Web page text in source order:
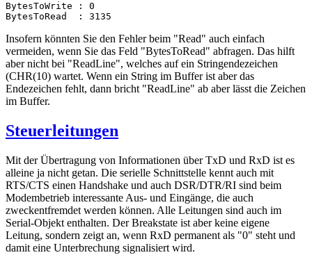
BytesToWrite : 0
BytesToRead  : 3135
Insofern könnten Sie den Fehler beim "Read" auch einfach
vermeiden, wenn Sie das Feld "BytesToRead" abfragen. Das hilft
aber nicht bei "ReadLine", welches auf ein Stringendezeichen
(CHR(10) wartet. Wenn ein String im Buffer ist aber das
Endezeichen fehlt, dann bricht "ReadLine" ab aber lässt die Zeichen
im Buffer.
Steuerleitungen
Mit der Übertragung von Informationen über TxD und RxD ist es
alleine ja nicht getan. Die serielle Schnittstelle kennt auch mit
RTS/CTS einen Handshake und auch DSR/DTR/RI sind beim
Modembetrieb interessante Aus- und Eingänge, die auch
zweckentfremdet werden können. Alle Leitungen sind auch im
Serial-Objekt enthalten. Der Breakstate ist aber keine eigene
Leitung, sondern zeigt an, wenn RxD permanent als "0" steht und
damit eine Unterbrechung signalisiert wird.